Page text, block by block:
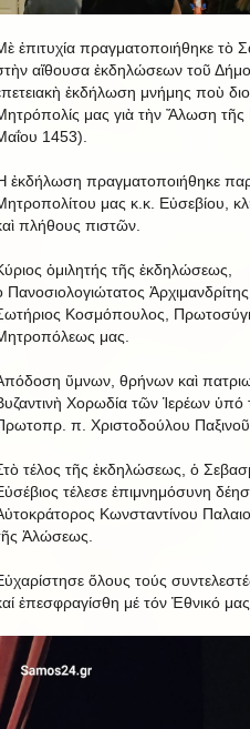
ἐπιτυχία πραγματοποιήθηκε τὸ
αἴθουσα ἐκδηλώσεων τοῦ
ἐκδήλωση μνήμης ποὺ
μας γιὰ τὴν Ἄλωση
1453).
ἐκδήλωση πραγματοποιήθηκε
μας κ.κ. Εὐσεβίου,
πλήθους πιστῶν.
ὁμιλητής τῆς ἐκδηλώσεως,
Πανοσιολογιώτατος
Κοσμόπουλος,
μας.
ὕμνων, θρήνων καὶ
Χορωδία τῶν Ἱερέων ὑπό
π. Χριστοδούλου Παξινοῦ.
τέλος τῆς ἐκδηλώσεως, ὁ
τέλεσε ἐπιμνημόσυνη
Κωνσταντίνου
Ἀλώσεως.
ὅλους τούς
ἐπεσφραγίσθη μέ τόν Ἐθνικό